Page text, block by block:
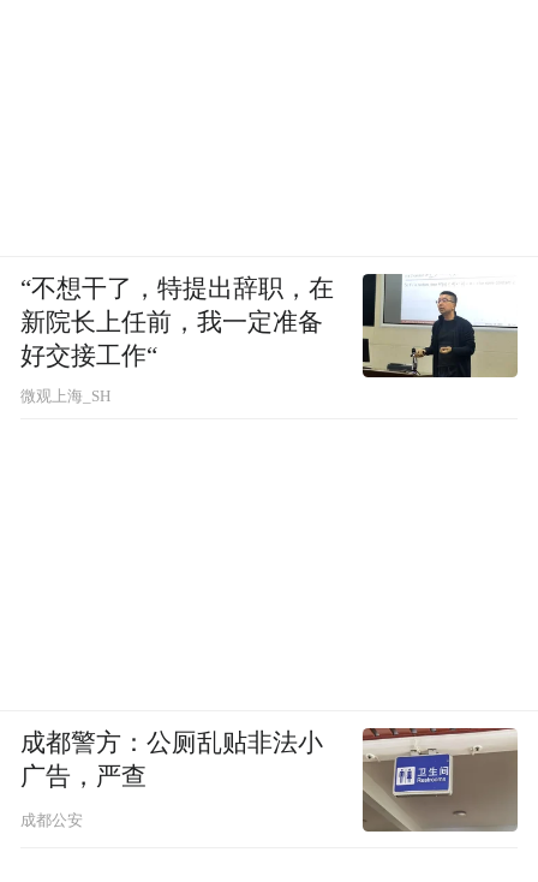
“不想干了，特提出辞职，在
新院长上任前，我一定准备
好交接工作“
微观上海_SH
成都警方：公厕乱贴非法小
广告，严查
成都公安